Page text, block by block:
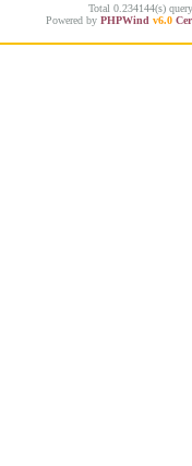
Total 0.234144(s)
Powered by PHPWind v6.0